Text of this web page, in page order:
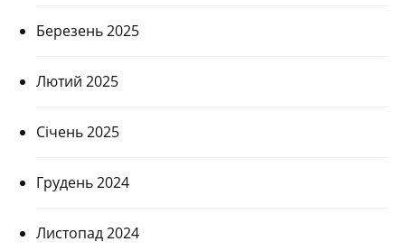
Березень 2025
Лютий 2025
Січень 2025
Грудень 2024
Листопад 2024